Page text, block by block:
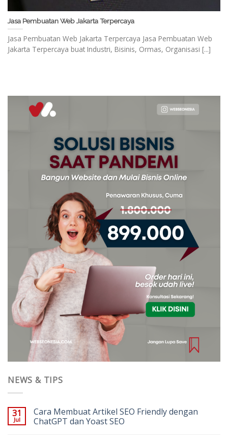
Jasa Pembuatan Web Jakarta Terpercaya
Jasa Pembuatan Web Jakarta Terpercaya Jasa Pembuatan Web
Jakarta Terpercaya buat Industri, Bisinis, Ormas, Organisasi [...]
NEWS & TIPS
31
Jul
Cara Membuat Artikel SEO Friendly dengan
ChatGPT dan Yoast SEO